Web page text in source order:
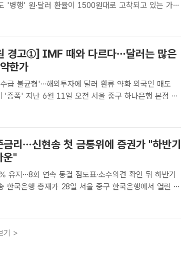
고착되고 있는 가운
면 기준금리 인상 외에도 외한수급과 시장구조 문제에
경고①] IMF 때와 다르다…달러는 많은
한가
급 불균형'…해외투자에 달러 환류 약화 외국인 매도
하나은행 본점 딜
러 환율과 코스피, 코스닥이 표시돼 있는 모습 원·달러
금리…신현송 첫 금통위에 증권가 "하반기
운"
유지…8회 연속 동결 점도표·소수의견 확인 뒤 하반기
에 참석해 의사봉을 두드리고 있다. /사진공동취재단
기 >